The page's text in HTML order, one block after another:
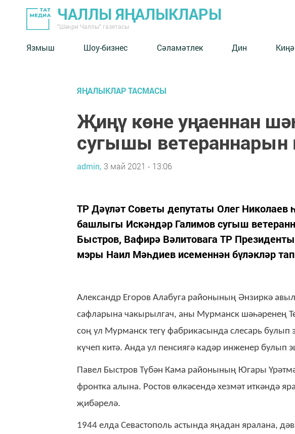
ЧАЛЛЫ ЯҢАЛЫКЛАРЫ
"Шәһри Чаллы" газетасы
Язмыш Шоу-бизнес Сәламәтлек Дин
ЯҢАЛЫКЛАР ТАСМАСЫ
Җиңү көне уңаеннан
сугышы ветераннарын
admin, 3 май 2021 - 13:06
ТР Дәүләт Советы депутаты Олег Николаев
башлыгы Искәндәр Галимов сугыш
Быстров, Вафирә Вәлитовага ТР
мэры Наил Мәһдиев исеменнән бүләкләр
Александр Егоров Алабуга районының Әнзиркә
сафларына чакырылгач, аны Мурманск шәһәренең
соң ул Мурманск тегү фабрикасында слесарь
күчеп китә. Анда ул пенсиягә кадәр инженер булып
Павел Быстров Түбән Кама районының Югары
фронтка алына. Ростов өлкәсендә хезмәт иткәндә
җибәрелә.
1944 елда Севастополь астында яңадан яралана,